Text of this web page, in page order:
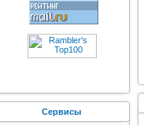
Сервисы